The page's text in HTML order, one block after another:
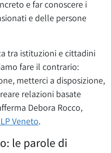
e far conoscere i
e delle persone
tra istituzioni e cittadini
fare il contrario:
metterci a disposizione,
relazioni basate
Debora Rocco,
Veneto.
le parole di